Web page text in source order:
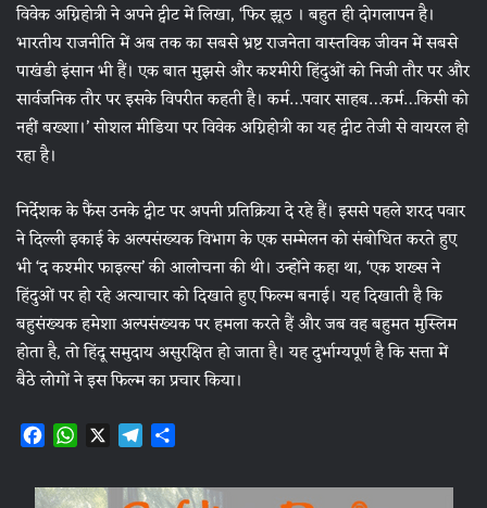
विवेक अग्निहोत्री ने अपने ट्वीट में लिखा, ‘फिर झूठ । बहुत ही दोगलापन है।
भारतीय राजनीति में अब तक का सबसे भ्रष्ट राजनेता वास्तविक जीवन में सबसे
पाखंडी इंसान भी हैं। एक बात मुझसे और कश्मीरी हिंदुओं को निजी तौर पर और
सार्वजनिक तौर पर इसके विपरीत कहती है। कर्म…पवार साहब…कर्म…किसी को
नहीं बख्शा।’ सोशल मीडिया पर विवेक अग्निहोत्री का यह ट्वीट तेजी से वायरल हो
रहा है।
निर्देशक के फैंस उनके ट्वीट पर अपनी प्रतिक्रिया दे रहे हैं। इससे पहले शरद पवार
ने दिल्ली इकाई के अल्पसंख्यक विभाग के एक सम्मेलन को संबोधित करते हुए
भी ‘द कश्मीर फाइल्स’ की आलोचना की थी। उन्होंने कहा था, ‘एक शख्स ने
हिंदुओं पर हो रहे अत्याचार को दिखाते हुए फिल्म बनाई। यह दिखाती है कि
बहुसंख्यक हमेशा अल्पसंख्यक पर हमला करते हैं और जब वह बहुमत मुस्लिम
होता है, तो हिंदू समुदाय असुरक्षित हो जाता है। यह दुर्भाग्यपूर्ण है कि सत्ता में
बैठे लोगों ने इस फिल्म का प्रचार किया।
F
c
W
a
X T
l a